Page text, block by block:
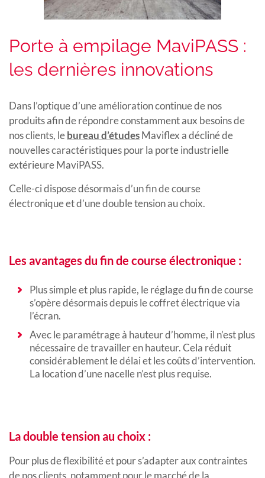
Porte à empilage MaviPASS :
les dernières innovations
Dans l’optique d’une amélioration continue de nos
produits afin de répondre constamment aux besoins de
nos clients, lebureau d’étudesMaviflex a décliné de
nouvelles caractéristiques pour la porte industrielle
extérieure MaviPASS.
Celle-ci dispose désormais d’un fin de course
électronique et d’une double tension au choix.
Les avantages du fin de course électronique :
Plus simple et plus rapide, le réglage du fin de course
s’opère désormais depuis le coffret électrique via
l’écran.
Avec le paramétrage à hauteur d’homme, il n’est plus
nécessaire de travailler en hauteur. Cela réduit
considérablement le délai et les coûts d’intervention.
La location d’une nacelle n’est plus requise.
La double tension au choix :
Pour plus de flexibilité et pour s’adapter aux contraintes
de nos clients, notamment pour le marché de la